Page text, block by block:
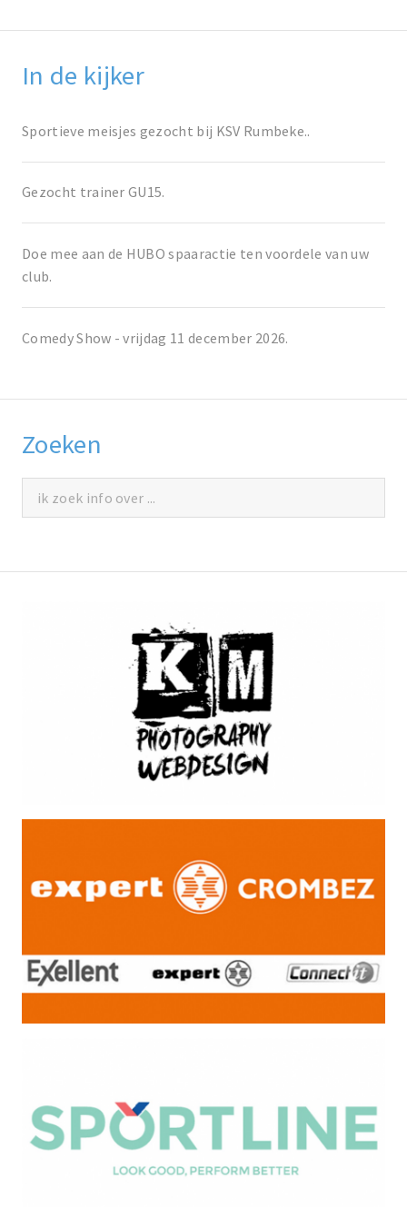
In de kijker
Sportieve meisjes gezocht bij KSV Rumbeke..
Gezocht trainer GU15.
Doe mee aan de HUBO spaaractie ten voordele van uw
club.
Comedy Show - vrijdag 11 december 2026.
Zoeken